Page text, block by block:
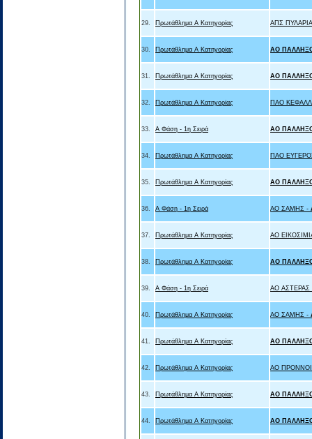
29. Πρωτάθλημα Α Κατηγορίας ΑΠΣ
30. Πρωτάθλημα Α Κατηγορίας ΑΟ
31. Πρωτάθλημα Α Κατηγορίας ΑΟ
32. Πρωτάθλημα Α Κατηγορίας ΠΑΟ
33. Α Φάση - 1η Σειρά ΑΟ
34. Πρωτάθλημα Α Κατηγορίας ΠΑΟ
35. Πρωτάθλημα Α Κατηγορίας ΑΟ
36. Α Φάση - 1η Σειρά ΑΟ ΣΑΜΗΣ -
37. Πρωτάθλημα Α Κατηγορίας ΑΟ
38. Πρωτάθλημα Α Κατηγορίας ΑΟ
39. Α Φάση - 1η Σειρά ΑΟ
40. Πρωτάθλημα Α Κατηγορίας ΑΟ ΣΑΜΗΣ -
41. Πρωτάθλημα Α Κατηγορίας ΑΟ
42. Πρωτάθλημα Α Κατηγορίας ΑΟ
43. Πρωτάθλημα Α Κατηγορίας ΑΟ
44. Πρωτάθλημα Α Κατηγορίας ΑΟ